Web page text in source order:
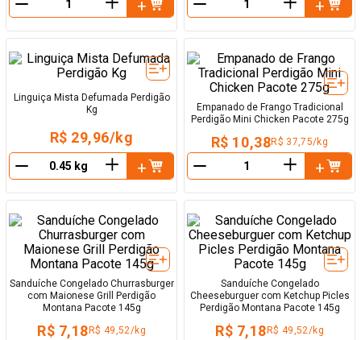
＋ ＋
Linguiça Mista Defumada Perdigão
Kg
R$ 29,96/kg
＋
Empanado de Frango Tradicional
Perdigão Mini Chicken Pacote 275g
R$ 10,38R$ 37,75/kg
＋
Sanduíche Congelado Churrasburger
com Maionese Grill Perdigão
Montana Pacote 145g
R$ 7,18 R$ 49,52/kg
Sanduíche Congelado
Cheeseburguer com Ketchup Picles
Perdigão Montana Pacote 145g
R$ 7,18 R$ 49,52/kg